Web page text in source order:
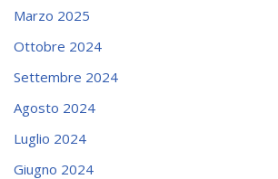
Marzo 2025
Ottobre 2024
Settembre 2024
Agosto 2024
Luglio 2024
Giugno 2024